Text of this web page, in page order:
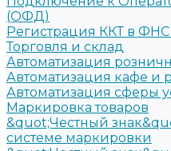
(ОФД)
Регистрация ККТ в
Торговля и склад
Автоматизация
Автоматизация кафе и
Автоматизация сферы
Маркировка товаров
&quot;Честный
системе маркировки